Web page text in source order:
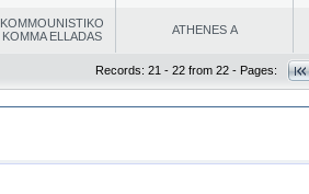
KOMMOUNISTIKO
KOMMA ELLADAS
ATHENES Α
Records: 21 - 22 from 22 - Pages: